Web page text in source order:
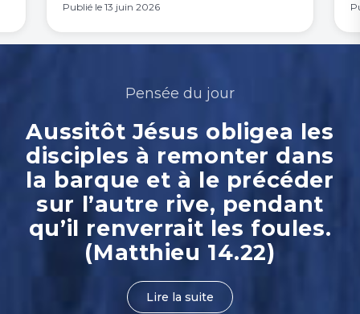
Publié le 13 juin 2026
Pensée du jour
Aussitôt Jésus obligea les
disciples à remonter dans
la barque et à le précéder
sur l’autre rive, pendant
qu’il renverrait les foules.
(Matthieu 14.22)
Lire la suite